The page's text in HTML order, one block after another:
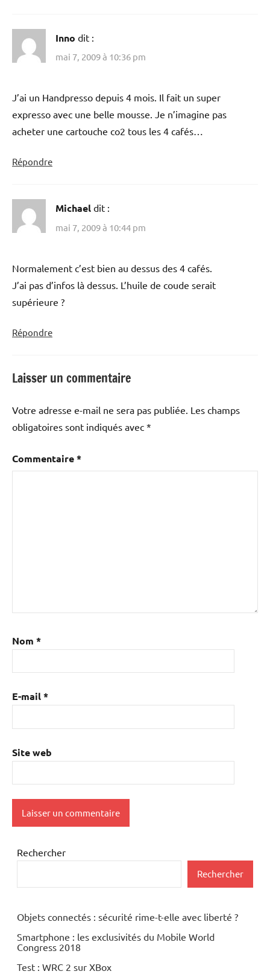
Inno dit :
mai 7, 2009 à 10:36 pm
J’ai un Handpresso depuis 4 mois. Il fait un super
expresso avec une belle mousse. Je n’imagine pas
acheter une cartouche co2 tous les 4 cafés…
Répondre
Michael dit :
mai 7, 2009 à 10:44 pm
Normalement c’est bien au dessus des 4 cafés.
J’ai pas d’infos là dessus. L’huile de coude serait
supérieure ?
Répondre
Laisser un commentaire
Votre adresse e-mail ne sera pas publiée. Les champs
obligatoires sont indiqués avec *
Commentaire*
Nom *
E-mail*
Site web
Rechercher
Rechercher
Objets connectés : sécurité rime-t-elle avec liberté ?
Smartphone : les exclusivités du Mobile World
Congress 2018
Test : WRC 2 sur XBox